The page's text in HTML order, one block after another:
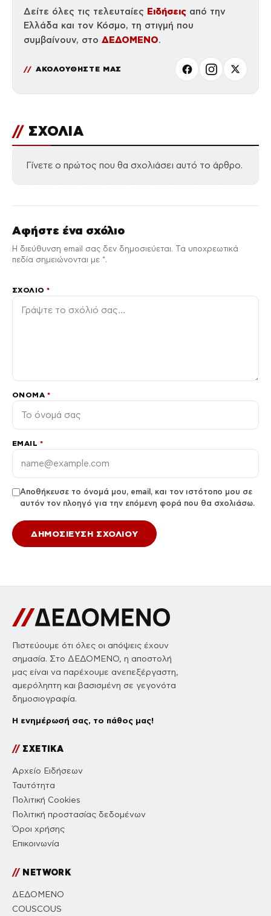
Δείτε όλες τις τελευταίες Ειδήσεις από την
Ελλάδα και τον Κόσμο, τη στιγμή που
συμβαίνουν, στο ΔΕΔΟΜΕΝΟ.
ΑΚΟΛΟΥΘΗΣΤΕ ΜΑΣ
// ΣΧΟΛΙΑ
Γίνετε ο πρώτος που θα σχολιάσει αυτό το άρθρο.
Αφήστε ένα σχόλιο
Η διεύθυνση email σας δεν δημοσιεύεται. Τα υποχρεωτικά
πεδία σημειώνονται με *.
ΣΧΌΛΙΟ*
ΌΝΟΜΑ *
EMAIL *
Αποθήκευσε το όνομά μου, email, και τον ιστότοπο μου σε
αυτόν τον πλοηγό για την επόμενη φορά που θα σχολιάσω.
Πιστεύουμε ότι όλες οι απόψεις έχουν
σημασία. Στο ΔΕΔΟΜΕΝΟ, η αποστολή
μας είναι να παρέχουμε ανεπεξέργαστη,
αμερόληπτη και βασισμένη σε γεγονότα
δημοσιογραφία.
Η ενημέρωσή σας, το πάθος μας!
//ΣΧΕΤΙΚΑ
Αρχείο Ειδήσεων
Ταυτότητα
Πολιτική Cookies
Πολιτική προστασίας δεδομένων
Όροι χρήσης
Επικοινωνία
//NETWORK
ΔΕΔΟΜΕΝΟ
COUSCOUS